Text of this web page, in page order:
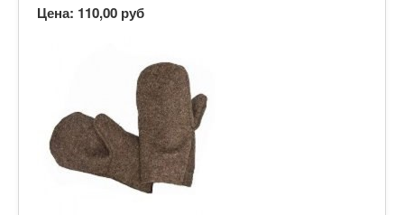
Цена: 110,00 руб